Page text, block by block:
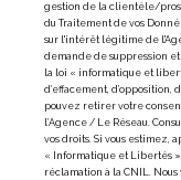
gestion de la clientèle/
du Traitement de vos
sur l'intérêt légitime de
demande de suppression et
la loi « informatique et
d’effacement,
pouvez retirer votre
l’Agence / Le Réseau.
vos droits. Si vous estimez,
« Informatique et Libertés
réclamation à la CNIL.